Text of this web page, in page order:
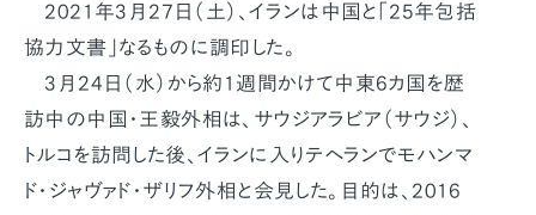
2021年3月27日（土）、イランは中国と「25年包括
協力文書」なるものに調印した。
3月24日（水）から約1週間かけて中東6カ国を歴
訪中の中国・王毅外相は、サウジアラビア（サウジ）、
トルコを訪問した後、イランに入りテヘランでモハンマ
ド・ジャヴァド・ザリフ外相と会見した。目的は、2016